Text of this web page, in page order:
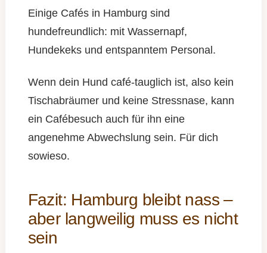
Einige Cafés in Hamburg sind
hundefreundlich: mit Wassernapf,
Hundekeks und entspanntem Personal.
Wenn dein Hund café-tauglich ist, also kein
Tischabräumer und keine Stressnase, kann
ein Cafébesuch auch für ihn eine
angenehme Abwechslung sein. Für dich
sowieso.
Fazit: Hamburg bleibt nass –
aber langweilig muss es nicht
sein